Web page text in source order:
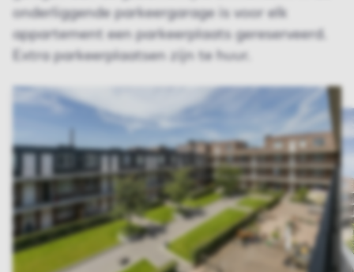
onderliggende parkeergarage is voor elk
appartement een parkeerplaats gereserveerd.
Extra parkeerplaatsen zijn te huur.